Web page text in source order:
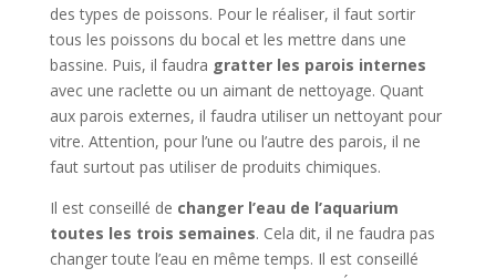
des types de poissons. Pour le réaliser, il faut sortir
tous les poissons du bocal et les mettre dans une
bassine. Puis, il faudra gratter les parois internes
avec une raclette ou un aimant de nettoyage. Quant
aux parois externes, il faudra utiliser un nettoyant pour
vitre. Attention, pour l’une ou l’autre des parois, il ne
faut surtout pas utiliser de produits chimiques.
Il est conseillé de changer l’eau de l’aquarium
toutes les trois semaines. Cela dit, il ne faudra pas
changer toute l’eau en même temps. Il est conseillé